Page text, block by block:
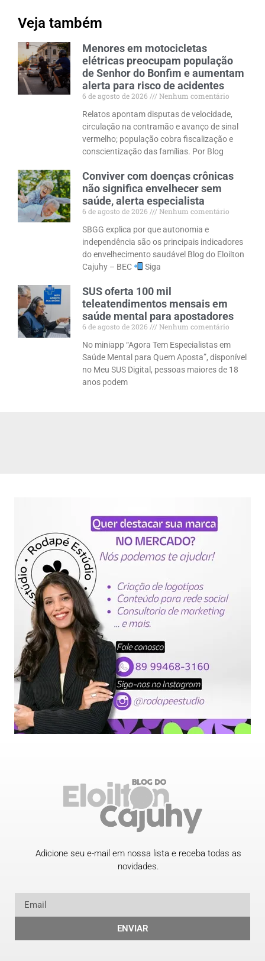
Veja também
Menores em motocicletas
elétricas preocupam população
de Senhor do Bonfim e aumentam
alerta para risco de acidentes
6 de agosto de 2026
Nenhum comentário
Relatos apontam disputas de velocidade,
circulação na contramão e avanço de sinal
vermelho; população cobra fiscalização e
conscientização das famílias. Por Blog
Conviver com doenças crônicas
não significa envelhecer sem
saúde, alerta especialista
6 de agosto de 2026
Nenhum comentário
SBGG explica por que autonomia e
independência são os principais indicadores
do envelhecimento saudável Blog do Eloilton
Cajuhy – BEC
Siga
SUS oferta 100 mil
teleatendimentos mensais em
saúde mental para apostadores
6 de agosto de 2026
Nenhum comentário
No miniapp “Agora Tem Especialistas em
Saúde Mental para Quem Aposta”, disponível
no Meu SUS Digital, pessoas maiores de 18
anos podem
Adicione seu e-mail em nossa lista e receba todas as
novidades.
ENVIAR